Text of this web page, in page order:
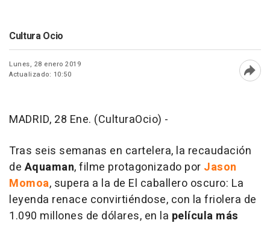
Cultura Ocio
Lunes, 28 enero 2019
Actualizado: 10:50
MADRID, 28 Ene. (CulturaOcio) -
Tras seis semanas en cartelera, la recaudación
de Aquaman, filme protagonizado por Jason
Momoa, supera a la de El caballero oscuro: La
leyenda renace convirtiéndose, con la friolera de
1.090 millones de dólares, en la película más